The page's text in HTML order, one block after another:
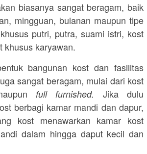
biasanya sangat beragam, baik
mingguan, bulanan maupun tipe
putri, putra, suami istri, kost
khusus karyawan.
bangunan kost dan fasilitas
sangat beragam, mulai dari kost
full furnished. Jika dulu
berbagi kamar mandi dan dapur,
kost menawarkan kamar kost
dalam hingga daput kecil dan